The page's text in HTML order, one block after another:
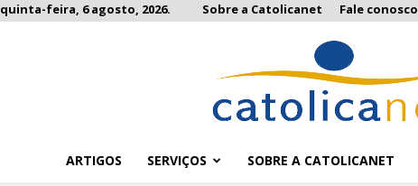
quinta-feira, 6 agosto, 2026. Sobre a Catolicanet Fale conosco
ARTIGOS SERVIÇOS SOBRE A CATOLICANET